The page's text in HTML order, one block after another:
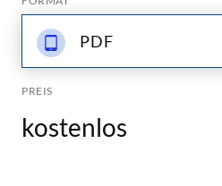
PDF
PREIS
kostenlos